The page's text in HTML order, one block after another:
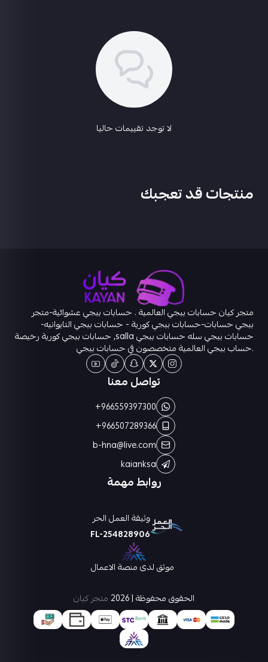
لا توجد تقييمات حاليا
منتجات قد تعجبك
متجر كيان حسابات ببجي العالمية . حسابات ببجي عشوائية-متجر
ببجي حسابات-حسابات ببجي كورية - حسابات ببجي التايوانيه-
حسابات ببجي سله حسابات ببجي salla, حسابات ببجي كورية رخيصة
.حساب ببجي العالمية متخصصون في حسابات ببجي
روابط مهمة
تواصل معنا
+966559397300
+966507289366
b-hna@live.com
kaianksa
وثيقة العمل الحر
FL-254828906
موثق لدى منصة الاعمال
الحقوق محفوظة | 2026
متجر كيان